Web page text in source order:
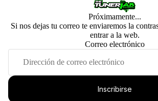
Próximamente...
Si nos dejas tu correo te enviaremos la
entrar a la web.
Correo electrónico
Inscribirse